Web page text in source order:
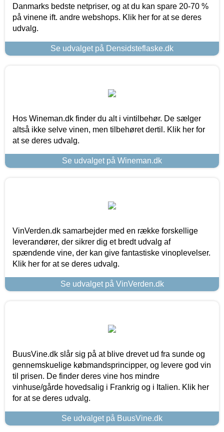
Danmarks bedste netpriser, og at du kan spare 20-70 %
på vinene ift. andre webshops. Klik her for at se deres
udvalg.
Se udvalget på Densidsteflaske.dk
Hos Wineman.dk finder du alt i vintilbehør. De sælger
altså ikke selve vinen, men tilbehøret dertil. Klik her for
at se deres udvalg.
Se udvalget på Wineman.dk
VinVerden.dk samarbejder med en række forskellige
leverandører, der sikrer dig et bredt udvalg af
spændende vine, der kan give fantastiske vinoplevelser.
Klik her for at se deres udvalg.
Se udvalget på VinVerden.dk
BuusVine.dk slår sig på at blive drevet ud fra sunde og
gennemskuelige købmandsprincipper, og levere god vin
til prisen. De finder deres vine hos mindre
vinhuse/gårde hovedsalig i Frankrig og i Italien. Klik her
for at se deres udvalg.
Se udvalget på BuusVine.dk